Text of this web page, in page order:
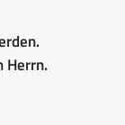
Herrn.